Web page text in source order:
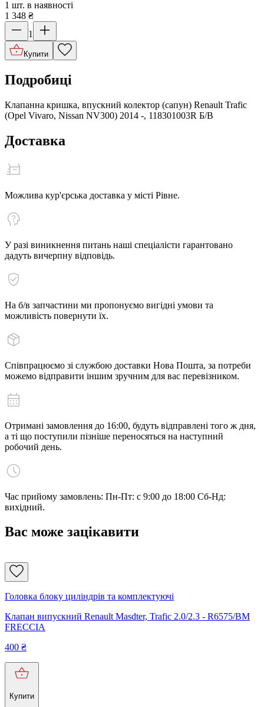
1 шт. в наявності
1 348 ₴
1
Купити
Подробиці
Клапанна кришка, впускний колектор (сапун) Renault Trafic
(Opel Vivaro, Nissan NV300) 2014 -, 118301003R Б/В
Доставка
Можлива кур'єрська доставка у місті Рівне.
У разі виникнення питань наші спеціалісти гарантовано
дадуть вичерпну відповідь.
На б/в запчастини ми пропонуємо вигідні умови та
можливість повернути їх.
Співпрацюємо зі службою доставки Нова Пошта, за потреби
можемо відправити іншим зручним для вас перевізником.
Отримані замовлення до 16:00, будуть відправлені того ж дня,
а ті що поступили пізніше переносяться на наступний
робочий день.
Час прийому замовлень: Пн-Пт: с 9:00 до 18:00 Сб-Нд:
вихідний.
Вас може зацікавити
Головка блоку циліндрів та комплектуючі
Клапан випускний Renault Masdter, Trafic 2.0/2.3 - R6575/BM
FRECCIA
400 ₴
Купити